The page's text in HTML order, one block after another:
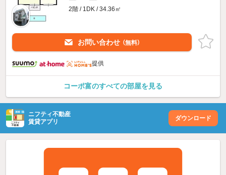
2階 / 1DK / 34.36㎡
お問い合わせ （無料）
提供
コーポ富のすべての部屋を見る
ニフティ不動産
賃貸アプリ
ダウンロード